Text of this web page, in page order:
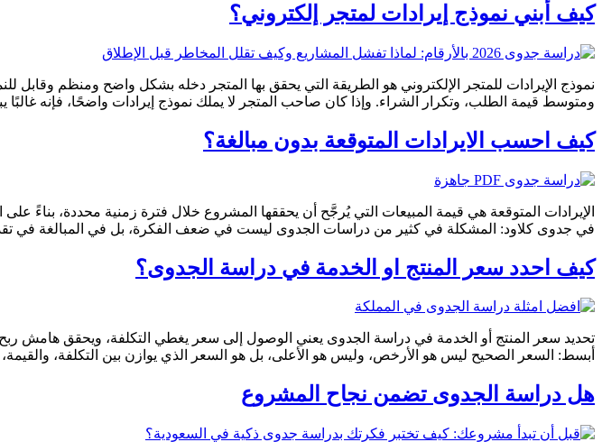
كيف أبني نموذج إيرادات لمتجر إلكتروني؟
نموذج الإيرادات للمتجر الإلكتروني هو الطريقة التي يحقق بها المتجر دخله بشكل واضح ومنظم وقابل
ومتوسط قيمة الطلب، وتكرار الشراء. وإذا كان صاحب المتجر لا يملك نموذج إيرادات واضحًا، فإنه
كيف احسب الايرادات المتوقعة بدون مبالغة؟
الإيرادات المتوقعة هي قيمة المبيعات التي يُرجَّح أن يحققها المشروع خلال فترة زمنية محددة، بناءً
في جدوى كلاود: المشكلة في كثير من دراسات الجدوى ليست في ضعف الفكرة، بل في المبالغة في
كيف احدد سعر المنتج او الخدمة في دراسة الجدوى؟
تحديد سعر المنتج أو الخدمة في دراسة الجدوى يعني الوصول إلى سعر يغطي التكلفة، ويحقق هامش
أبسط: السعر الصحيح ليس هو الأرخص، وليس هو الأعلى، بل هو السعر الذي يوازن بين التكلفة،
هل دراسة الجدوى تضمن نجاح المشروع